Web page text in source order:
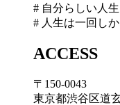
# 自分らしい人生
# 人生は一回し
ACCESS
〒150-0043
東京都渋谷区道